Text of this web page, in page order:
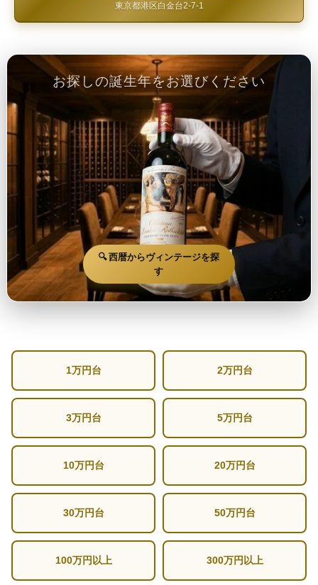
東京都港区白金台2-7-1
お探しの誕生年をお選びください
🔍 西暦からヴィンテージを探
す
1万円台 2万円台
3万円台 5万円台
10万円台 20万円台
30万円台 50万円台
100万円以上 300万円以上